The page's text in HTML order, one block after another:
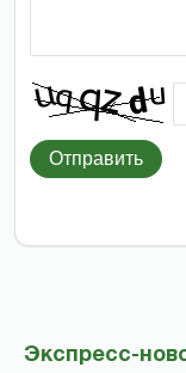
Экспресс-
Отправить